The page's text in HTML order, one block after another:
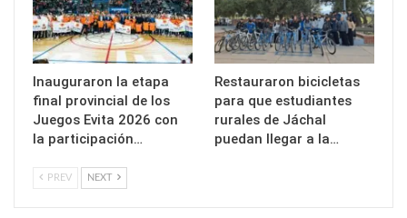
Inauguraron la etapa
final provincial de los
Juegos Evita 2026 con
la participación…
Restauraron bicicletas
para que estudiantes
rurales de Jáchal
puedan llegar a la…
PREV NEXT